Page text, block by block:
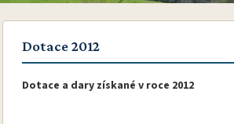
Dotace 2012
Dotace a dary získané v roce 2012